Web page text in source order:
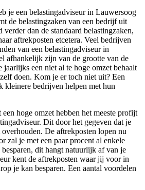
je een belastingadviseur in Lauwersoog
de belastingzaken van een bedrijf uit
verder dan de standaard belastingzaken,
aftrekposten etcetera. Veel bedrijven
van een belastingadviseur in
afhankelijk zijn van de grootte van de
jaarlijks een niet al te hoge omzet behaalt
doen. Kom je er toch niet uit? Een
kleinere bedrijven helpen met hun
hoge omzet hebben het meeste profijt
Dit door het gegeven dat je
De aftrekposten lopen nu
zal je met een paar procent al enkele
besparen, dit hangt natuurlijk af van je
kent de aftrekposten waar jij voor in
je kan besparen. Een aantal voordelen